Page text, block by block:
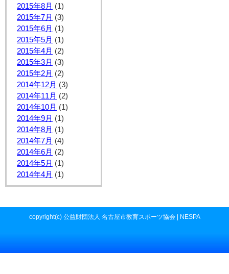
2015年8月 (1)
2015年7月 (3)
2015年6月 (1)
2015年5月 (1)
2015年4月 (2)
2015年3月 (3)
2015年2月 (2)
2014年12月 (3)
2014年11月 (2)
2014年10月 (1)
2014年9月 (1)
2014年8月 (1)
2014年7月 (4)
2014年6月 (2)
2014年5月 (1)
2014年4月 (1)
copyright(c) 公益財団法人 名古屋市教育スポーツ協会 | NESPA